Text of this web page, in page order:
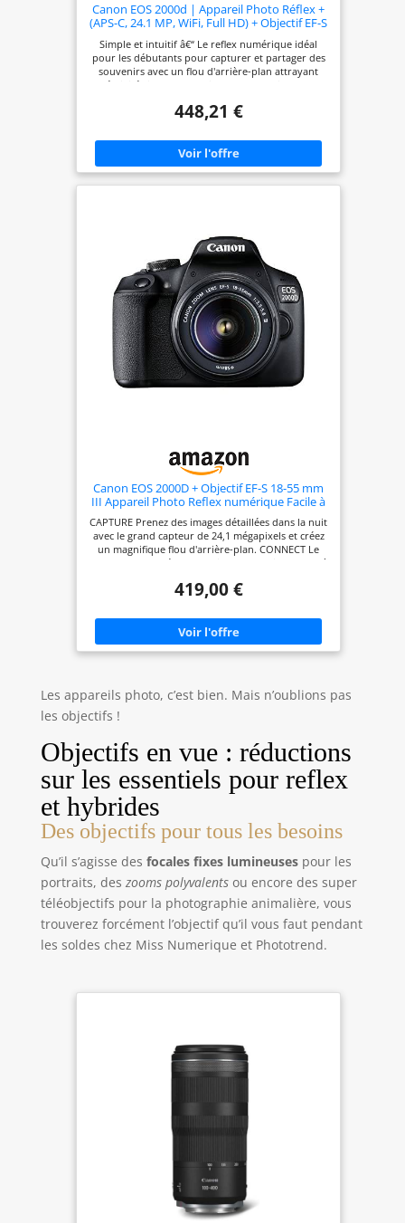
Canon EOS 2000d | Appareil Photo Réflex +
(APS-C, 24.1 MP, WiFi, Full HD) + Objectif EF-S
18-55mm f/3,5-5,6 DC III, Noir
Simple et intuitif â€“ Le reflex numérique idéal
pour les débutants pour capturer et partager des
souvenirs avec un flou d'arrière-plan attrayant
Créativité simple : enregistrement en direct avec
créatif automatique offre - et pour une finition
et déclenchez simplement le sujet â€“ la
reconnaissance automatique des motifs garantit
des résultats de qualité supérieure Capturez des
moments spontanés â€“ dans des vidéos Full HD
précise, au viseur optique, à la prise de vue en
rafale jusqu'à 3 images par seconde et au
processeur d'image DIGIC 4, vous pouvez
facilement capturer l'instant et regarder le résultat
directement sur l'écran LCD de 7,5 cm ou partager
via Wi-Fi et NFC Contenu de la livraison : boîtier
noir EOS 2000D ; EF-S 18-55 mm F3.5-5.6 III ;
Å“illeton EF ; couvercle de boîtier d'appareil photo
R-F-3 ; sangle EW-400D ; batterie LP-E10 ; chargeur
de batterie LC-E10E ; cble d'alimentation pour
chargeur de batterie ; cache objectif ; bouchon
d'objectif ; instructions (français non garanti).
448,21 €
Canon EOS 2000D + Objectif EF-S 18-55 mm
III Appareil Photo Reflex numérique Facile à
Utiliser avec Un Objectif Polyvalent, idéal
pour Les Portraits et Les paysages
CAPTURE Prenez des images détaillées dans la nuit
avec le grand capteur de 24,1 mégapixels et créez
un magnifique flou d'arrière-plan. CONNECT Le
partage sur les réseaux sociaux et la prise de vue à
NFC et à l'application Canon Camera Connect. KIT
un objectif EF-S 18-55 mm f/3,5-5,6 III qui est un
objectif zoom standard de haute qualité adapté à
la photographie générale. PRÉCIS Capturez
l'instant exactement tel que vous vous en
Profitez de la prise de vue guidée en direct avec le
mode Creative Auto. Ajoutez des finitions uniques
419,00 €
Les appareils photo, c’est bien. Mais n’oublions pas
les objectifs !
Objectifs en vue : réductions
sur les essentiels pour reflex
et hybrides
Des objectifs pour tous les besoins
Qu’il s’agisse des focales fixes lumineusespour les
portraits, des zooms polyvalentsou encore des super
téléobjectifs pour la photographie animalière, vous
trouverez forcément l’objectif qu’il vous faut pendant
les soldes chez Miss Numerique et Phototrend.